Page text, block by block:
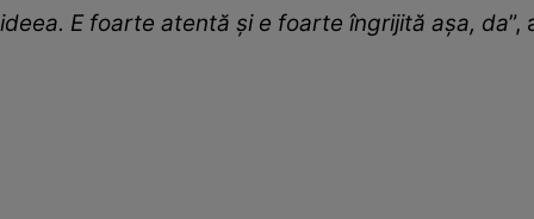
ideea. E foarte atentă și e foarte îngrijită așa, da”,